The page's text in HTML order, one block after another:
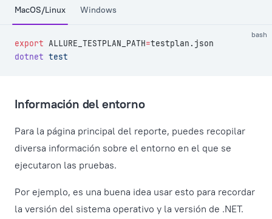
MacOS/Linux Windows
bash
export ALLURE_TESTPLAN_PATH=testplan.json
dotnet test
Información del entorno
Para la página principal del reporte, puedes recopilar
diversa información sobre el entorno en el que se
ejecutaron las pruebas.
Por ejemplo, es una buena idea usar esto para recordar
la versión del sistema operativo y la versión de .NET.